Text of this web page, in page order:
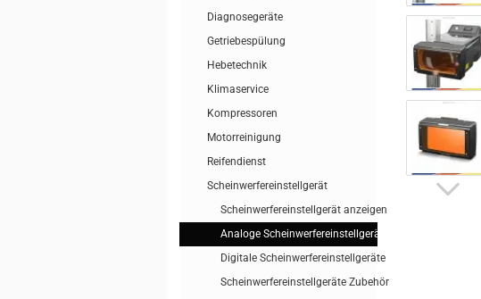
Diagnosegeräte
Getriebespülung
Hebetechnik
Klimaservice
Kompressoren
Motorreinigung
Reifendienst
Scheinwerfereinstellgerät
Scheinwerfereinstellgerät anzeigen
Analoge Scheinwerfereinstellgeräte
Digitale Scheinwerfereinstellgeräte
Scheinwerfereinstellgeräte Zubehör